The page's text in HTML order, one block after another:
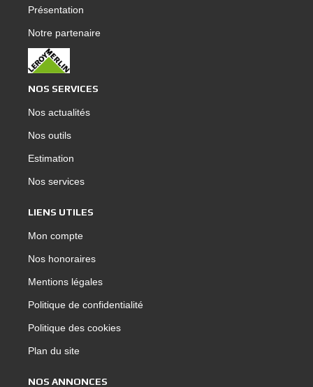
Présentation
Notre partenaire
NOS SERVICES
Nos actualités
Nos outils
Estimation
Nos services
LIENS UTILES
Mon compte
Nos honoraires
Mentions légales
Politique de confidentialité
Politique des cookies
Plan du site
NOS ANNONCES